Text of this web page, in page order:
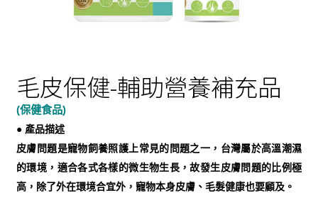
毛皮保健-輔助營養補充品
(保健食品)
● 產品描述
皮膚問題是寵物飼養照護上常見的問題之一，台灣屬於高溫潮濕
的環境，適合各式各樣的微生物生長，故發生皮膚問題的比例極
高，除了外在環境合宜外，寵物本身皮膚、毛髮健康也要顧及。